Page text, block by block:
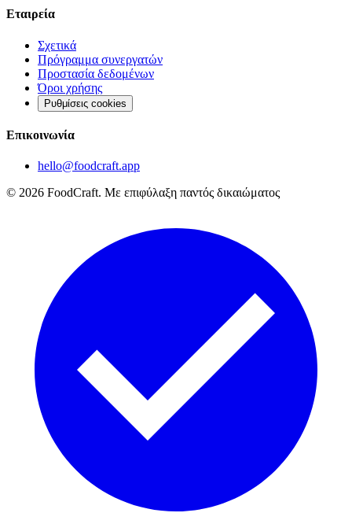
Εταιρεία
Σχετικά
Πρόγραμμα συνεργατών
Προστασία δεδομένων
Όροι χρήσης
Ρυθμίσεις cookies
Επικοινωνία
hello@foodcraft.app
© 2026 FoodCraft. Με επιφύλαξη παντός δικαιώματος